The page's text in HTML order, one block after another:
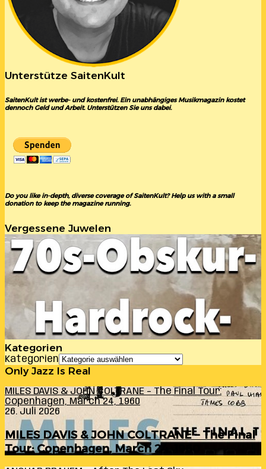
Unterstütze SaitenKult
SaitenKult ist werbe- und kostenfrei. Ein unabhängiges Musikmagazin kostet
dennoch Geld und Arbeit. Unterstützen Sie uns dabei.
Do you like in-depth, diverse coverage of SaitenKult? Help us with a small
donation to keep the magazine running.
Vergessene Juwelen
Kategorien
Kategorien
Only Jazz Is Real
MILES DAVIS & JOHN COLTRANE – The Final Tour:
Copenhagen, March 24, 1960
26. Juli 2026
MILES DAVIS & JOHN COLTRANE – The Final
Tour: Copenhagen, March 24, 1960